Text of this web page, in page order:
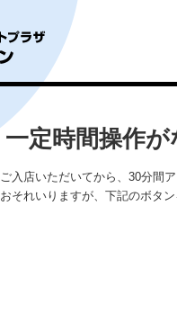
一定時間操作
ご入店いただいてから、30分間
おそれいりますが、下記のボタ